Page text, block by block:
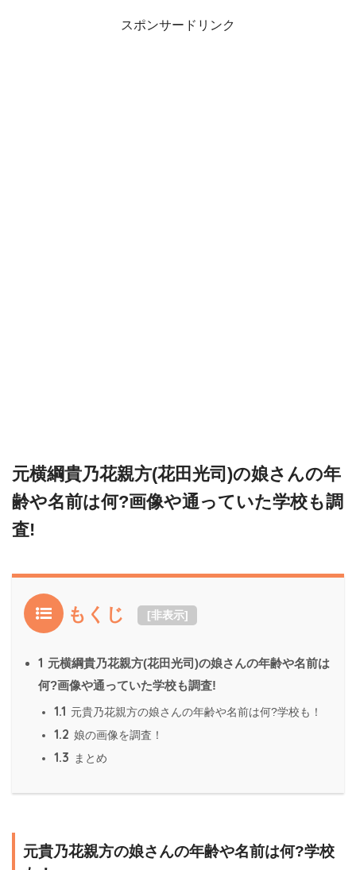
スポンサードリンク
元横綱貴乃花親方(花田光司)の娘さんの年
齢や名前は何?画像や通っていた学校も調
査!
もくじ [非表示]
1 元横綱貴乃花親方(花田光司)の娘さんの年齢や名前は
何?画像や通っていた学校も調査!
1.1 元貴乃花親方の娘さんの年齢や名前は何?学校も！
1.2 娘の画像を調査！
1.3 まとめ
元貴乃花親方の娘さんの年齢や名前は何?学校